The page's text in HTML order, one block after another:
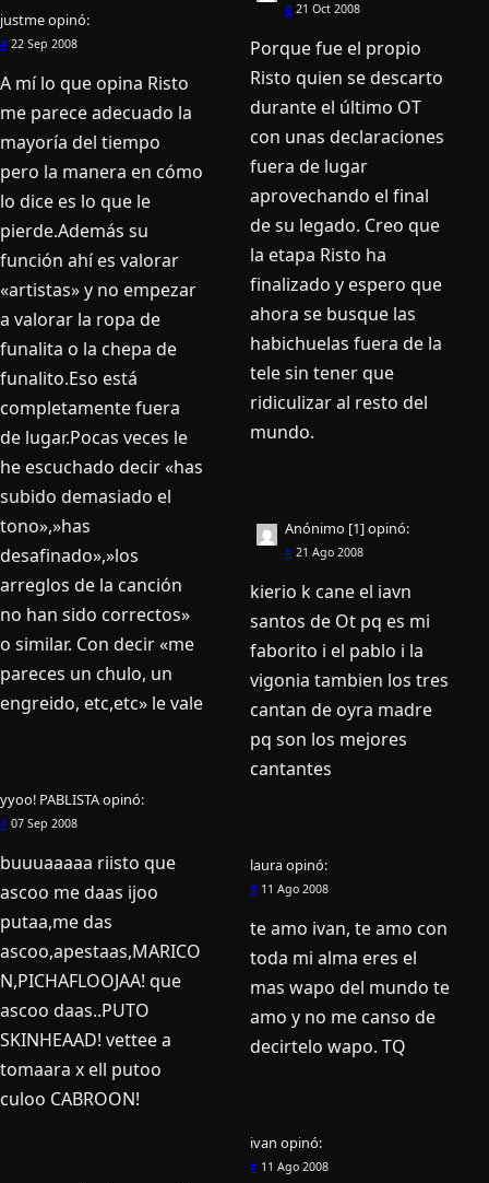
justmeopinó:
# 22 Sep 2008
A mí­ lo que opina Risto
me parece adecuado la
mayorí­a del tiempo
pero la manera en cómo
lo dice es lo que le
pierde.Además su
función ahí­ es valorar
«artistas» y no empezar
a valorar la ropa de
funalita o la chepa de
funalito.Eso está
completamente fuera
de lugar.Pocas veces le
he escuchado decir «has
subido demasiado el
tono»,»has
desafinado»,»los
arreglos de la canción
no han sido correctos»
o similar. Con decir «me
pareces un chulo, un
engreido, etc,etc» le vale
yyoo! PABLISTAopinó:
# 07 Sep 2008
buuuaaaaa riisto que
ascoo me daas ijoo
putaa,me das
ascoo,apestaas,MARICO
N,PICHAFLOOJAA! que
ascoo daas..PUTO
SKINHEAAD! vettee a
tomaara x ell putoo
culoo CABROON!
#21 Oct 2008
Porque fue el propio
Risto quien se descarto
durante el último OT
con unas declaraciones
fuera de lugar
aprovechando el final
de su legado. Creo que
la etapa Risto ha
finalizado y espero que
ahora se busque las
habichuelas fuera de la
tele sin tener que
ridiculizar al resto del
mundo.
Anónimo [1]opinó:
#21 Ago 2008
kierio k cane el iavn
santos de Ot pq es mi
faborito i el pablo i la
vigonia tambien los tres
cantan de oyra madre
pq son los mejores
cantantes
lauraopinó:
#11 Ago 2008
te amo ivan, te amo con
toda mi alma eres el
mas wapo del mundo te
amo y no me canso de
decirtelo wapo. TQ
ivan opinó:
#11 Ago 2008